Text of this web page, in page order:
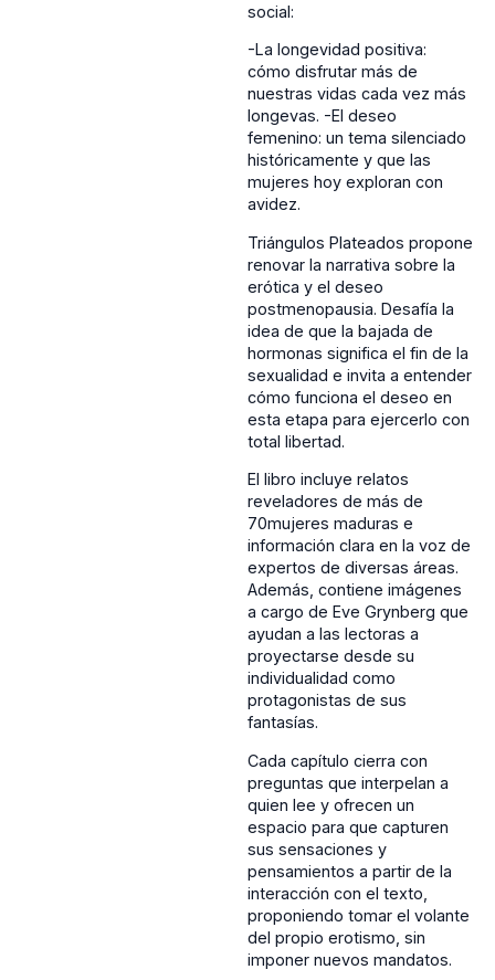
social:
-La longevidad positiva:
cómo disfrutar más de
nuestras vidas cada vez más
longevas. -El deseo
femenino: un tema silenciado
históricamente y que las
mujeres hoy exploran con
avidez.
Triángulos Plateados propone
renovar la narrativa sobre la
erótica y el deseo
postmenopausia. Desafía la
idea de que la bajada de
hormonas significa el fin de la
sexualidad e invita a entender
cómo funciona el deseo en
esta etapa para ejercerlo con
total libertad.
El libro incluye relatos
reveladores de más de
70mujeres maduras e
información clara en la voz de
expertos de diversas áreas.
Además, contiene imágenes
a cargo de Eve Grynberg que
ayudan a las lectoras a
proyectarse desde su
individualidad como
protagonistas de sus
fantasías.
Cada capítulo cierra con
preguntas que interpelan a
quien lee y ofrecen un
espacio para que capturen
sus sensaciones y
pensamientos a partir de la
interacción con el texto,
proponiendo tomar el volante
del propio erotismo, sin
imponer nuevos mandatos.